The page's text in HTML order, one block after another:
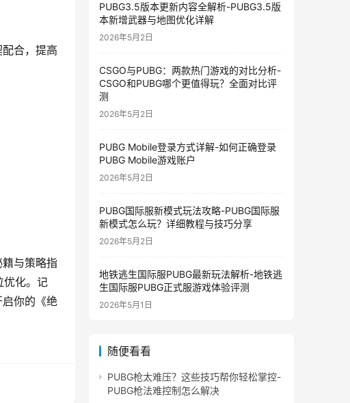
合，提高
与策略指
优化。记
你的《绝
PUBG3.5版本更新内容全解析-PUBG3.5版
本新增武器与地图优化详解
2026年5月2日
CSGO与PUBG：两款热门游戏的对比分析-
CSGO和PUBG哪个更值得玩？全面对比评
测
2026年5月2日
PUBG Mobile登录方式详解-如何正确登录
PUBG Mobile游戏账户
2026年5月2日
PUBG国际服新模式玩法攻略-PUBG国际服
新模式怎么玩？详细教程与技巧分享
2026年5月2日
地铁逃生国际服PUBG最新玩法解析-地铁逃
生国际服PUBG正式服游戏体验评测
2026年5月1日
随便看看
PUBG枪太难压？这些技巧帮你轻松掌控-
PUBG枪法难控制怎么解决